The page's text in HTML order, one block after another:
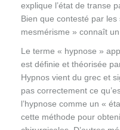
explique l’état de transe
Bien que contesté par les
mesmérisme » connaît
Le terme « hypnose »
est définie et théorisée
Hypnos vient du grec et
pas correctement ce
l’hypnose comme un «
cette méthode pour